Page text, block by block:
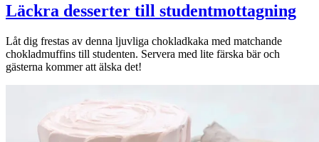
Läckra desserter till studentmottagning
Låt dig frestas av denna ljuvliga chokladkaka med matchande
chokladmuffins till studenten. Servera med lite färska bär och
gästerna kommer att älska det!